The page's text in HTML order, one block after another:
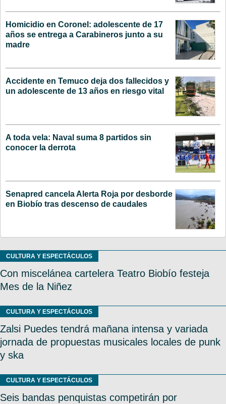
Homicidio en Coronel: adolescente de 17
años se entrega a Carabineros junto a su
madre
Accidente en Temuco deja dos fallecidos y
un adolescente de 13 años en riesgo vital
A toda vela: Naval suma 8 partidos sin
conocer la derrota
Senapred cancela Alerta Roja por desborde
en Biobío tras descenso de caudales
CULTURA Y ESPECTÁCULOS
Con miscelánea cartelera Teatro Biobío festeja
Mes de la Niñez
CULTURA Y ESPECTÁCULOS
Zalsi Puedes tendrá mañana intensa y variada
jornada de propuestas musicales locales de punk
y ska
CULTURA Y ESPECTÁCULOS
Seis bandas penquistas competirán por